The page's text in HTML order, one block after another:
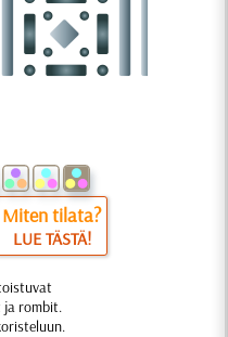
Miten tilata?
LUE TÄSTÄ!
ja rombit.